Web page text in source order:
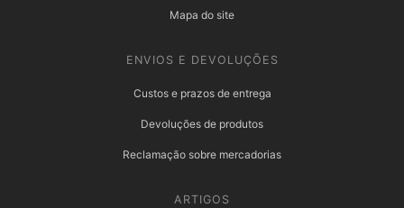
Mapa do site
ENVIOS E DEVOLUÇÕES
Custos e prazos de entrega
Devoluções de produtos
Reclamação sobre mercadorias
ARTIGOS